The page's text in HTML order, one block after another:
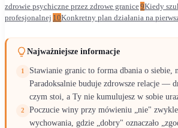
zdrowie psychiczne przez zdrowe granice9Kiedy
profesjonalnej 10Konkretny plan działania na
Najważniejsze informacje
1
Stawianie granic to forma dbania o siebie,
Paradoksalnie buduje zdrowsze relacje —
czym stoi, a Ty nie kumulujesz w sobie
2
Poczucie winy przy mówieniu „nie"
wychowania, gdzie „dobry" oznaczało